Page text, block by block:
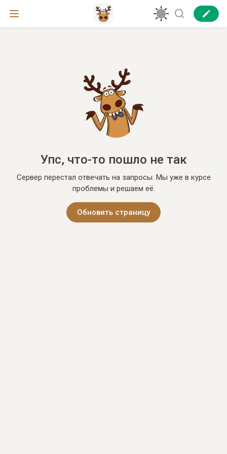
Упс, что-то пошло не так
Сервер перестал отвечать на запросы. Мы уже в курсе
проблемы и решаем её.
Обновить страницу